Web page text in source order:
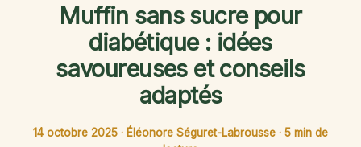
Muffin sans sucre pour
diabétique : idées
savoureuses et conseils
adaptés
14 octobre 2025 · Éléonore Séguret-Labrousse · 5 min de